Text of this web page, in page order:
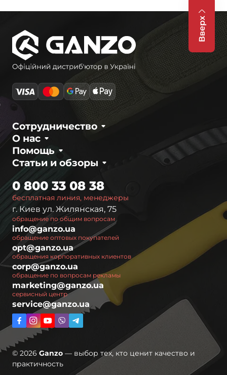
Вверх
О нас
Сотрудничество
Статьи и обзоры
Помощь
бесплатная линия, менеджеры
0 800 33 08 38
г. Киев ул. Жилянская, 75
обращение по общим вопросам
info@ganzo.ua
обращение оптовых покупателей
opt@ganzo.ua
обращения корпоративных клиентов
corp@ganzo.ua
обращение по вопросам рекламы
marketing@ganzo.ua
сервисный центр
service@ganzo.ua
© 2026 Ganzo — выбор тех, кто ценит качество и
практичность